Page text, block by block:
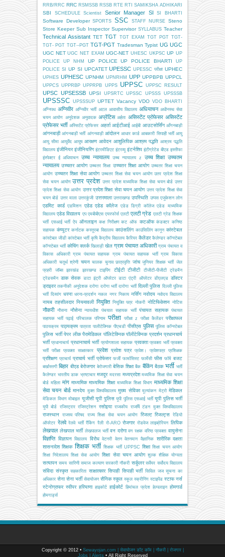
RRB/RRC RRC RSMSSB RSSB RTE RTI SAMIKSHA ADHIKARI
SBI SCHEDULE Scientist Senior Manager SI SI BHARTI
Software Developer SPORTS SSC STAFF NURSE
Steno
Store Keeper Sub Inspector Supervisor SYLLABUS Teacher
Technical Assistant TET TGT TGT EXAM TGT PGT TGT-
TGT- PGT TGT--PGT TGT-PGT Tradesman Typist UG UGC
UGC NET UGC NET EXAM UGC-NET UHESC UKPSC UP UP
POLICE
UP NHM UP POLICE UP POLICE BHARTI
UP
POLICE SI
UP SI UPCATET UPESSC UPESSC परीक्षा UPHEC
UPHES UPHESC UPNHM UPNRHM UPP UPPBPB UPPCL
UPPCS UPPRBP UPPRPB UPPS UPPSC UPPSC RESULT
UPSC UPSESSB UPSI UPSRTC UPSSC UPSSS UPSSSB
UPSSSC UPSSSUP UPTET Vacancy VDO VDO BHARTI
अग्निपथ अग्निवीर अग्निवीर भर्ती अटल आवासीय विद्यालय अधियाचन अधीनस्थ सेवा
चयन आयोग अनुदेशक अनुवादक अप्रेंटिस अर्हता असिस्टेंट प्रोफेसर असिस्टेंट
प्रोफेसर भर्ती अस्सिटेंट प्रोफेसर अहर्ता आईटीआई आईबी आउटसोर्सिंग आँगनबाड़ी
आंगनबाड़ी आंगनबाड़ी भर्ती आंगनवाड़ी आंदोलन आधार कार्ड आबकारी सिपाही भर्ती आयु
आयु सीमा आयुर्वेद आयुष आरक्षण आवेदन आशुलिपिक आश्रम पद्धति आश्रम पद्धति
विद्यालय इंजीनियर इंजीनियरिंग इंटरमीडिएट इंटरव्यू इंटर्नशिप इंटीग्रेटेड बीएड इस्तीफा
इंस्पेक्टर ई अधियाचन उच्च न्यायालय उच्च न्यायालय z उच्च शिक्षा उच्चतम
न्यायालय उच्चतर आयोग उच्चतर शिक्षा उच्चतर शिक्षा आयोग उच्चतर शिक्षा चयन
आयोग उच्चतर शिक्षा सेवा आयोग उच्चतर शिक्षा सेवा चयन आयोग उतर प्रदेश शिक्षा
सेवा चयन आयोग उत्तर प्रदेश उत्तर प्रदेश माध्यमिक शिक्षा सेवा चयन बोर्ड उत्तर
प्रदेश शिक्षा सेवा आयोग उत्तर प्रदेश शिक्षा सेवा चयन आयोग उत्तर प्रदेश शिक्षा सेवा
चयन बोर्ड उत्तर माला उत्तरकुंजी उत्तरमाला उत्तराखण्ड उपस्थिति उप्पस एजूकेशन लोन
एडमिट कार्ड एडमिशन एडेड एडेड कॉलेज एडेड डिग्री कॉलेज एडेड माध्यमिक
विद्यालय एडेड विद्यालय एप एमबीबीएस एयरफोर्स एलटी एलटी ग्रेड एलटी ग्रेड शिक्षक
भर्ती एसआई भर्ती ऐप ऑनलाइन कक्ष निरीक्षण कट ऑफ कटऑफ कंडक्टर कनिष्ठ
सहायक कंप्यूटर कर्नाटक कस्तूरबा विद्यालय काउंसलिंग काउंसिलिंग कानून कांस्टेबल
कांस्टेबल जीडी कांस्टेबल भर्ती कृषि केंद्रीय विद्यालय कैरियर कैलेंडर कैलेण्डर कॉन्स्टेबल
कॉन्स्टेबल भर्ती कोचिंग क्लर्क खिलाड़ी खेल ग्राम पंचायत अधिकारी ग्राम पंचायत व
विकास अधिकारी ग्राम पंचायत सहायक ग्राम पंचायत सहायक भर्ती ग्राम विकास
अधिकारी चतुर्थ श्रेणी चयन चालक चुनाव छात्रवृत्ति जांच जूनियर शिक्षक भर्ती जेल
प्रहरी
जॉब्स झारखंड झारखण्ड टाइपिंग टीईटी टीजीटी टीजीटी-पीजीटी
ट्रेडमैन
ट्रेडसमैन डाक सेवक डाटा इंट्री ऑपरेटर डाटा एंट्री ऑपरेटर डीएलएड डॉक्टर
ड्राइवर तकनीकी अनुदेशक दरोगा दरोगा भर्ती दारोगा भर्ती दिल्ली पुलिस दिल्ली पुलिस
भर्ती दिव्यांग धरना धरना-प्रदर्शन नकल नगर निकाय नर्सिंग नवोदय नवोदय विद्यालय
नायब तहसीलदार नियमावली नियुक्ति नियुक्ति पत्र नोकरी नोटिफिकेशन नोटिस
नौकरी नौसना नौसेना न्यायधीश पंचयात सहायक भर्ती पंचायत सहायक पंचायत
सहायक भर्ती पढ़ाई परिचालक परिणाम परीक्षा परीक्षा z परीक्षा कैलेंडर परीक्षाफल
पाठयक्रम पाठ्यक्रम पात्रता पालीटेक्निक पीएचडी पीसीएस पुलिस पुलिस कॉन्स्टेबल
पुलिस भर्ती पेपर लीक पैरामेडिकल पॉलिटेक्निक पॉलीटेक्निक प्रदर्शन प्रधानचार्य
भर्ती प्रधानाचार्य प्रधानाचार्य भर्ती प्रयोगशाला सहायक प्रवक्ता प्रवक्ता भर्ती प्रवक्ता
भर्ती परीक्षा
प्रवक्ता साक्षात्कार प्रवेश प्रवेश पत्र प्रवेश। प्रवेशपत्र प्रशिक्षक
प्रशिक्षण प्राचार्य प्राचार्य भर्ती प्रोफेसर फर्जी फार्मासिस्ट फार्मेसी फीस फॉर्म बजट
बर्खास्तगी बिहार बीएड बेरोजगार बेरोजगारी बेसिक शिक्षा बैंक बैंकिंग बैठक भर्ती भर्ती
कैलेण्डर भारतीय डाक भ्रष्टाचार मजदूर मदरसा मध्यप्रदेश मध्यमिक शिक्षा सेवा चयन
बोर्ड महिला मांग माध्यमिक माध्यमिक शिक्षा माध्यमिक शिक्षा विभाग माध्यमिक शिक्षा
सेवा चयन बोर्ड मानदेय मुक्त विश्वविद्यालय मुख्य सेविका मूल्यांकन मेट्रो मेडिकल
मेडिकल विभाग मोबाइल यूजीसी यूपी पुलिस यूपी पुलिस एसआई भर्ती यूपी पुलिस भर्ती
यूपी बोर्ड रजिस्ट्रार रजिस्ट्रेशन रसोइया राजकीय राजर्षि टंडन मुक्त विश्वविद्यालय
राजस्थान राजस्व परिषद राज्य शिक्षा सेवा चयन आयोग रिजल्ट रिजल्ट्स
रेडियो
ऑपरेटर रेलवे रेलवे भर्ती रैंकिंग रैली रो-ARO रोजगार रोडवेज लाइब्रेरियन लिपिक
लेखपाल लेखपाल भर्ती लेखपालज भर्ती वन दरोगा वन रक्षक वरिष्ठ प्रवक्ता वायुसेना
विज्ञप्ति विज्ञापन विद्यालय विरोध वेटनरी वेतन वेतनमान वैज्ञानिक
शारीरिक दक्षता
शासनादेश शिक्षक शिक्षक भर्ती शिक्षक भर्ती UPPSC शिक्षा शिक्षा चयन आयोग
शिक्षा निदेशालय शिक्षा सेवा आयोग शिक्षा सेवा चयन आयोग शुल्क शैक्षिक योग्यता
सत्यापन समय सारिणी समाज कल्याण सरकारी नौकरी सर्कुलर सर्वेयर सर्वोदय विद्यालय
संविदा संस्कृत सहकारिता साक्षात्कार सिपाही सिपाही भर्ती सिविल जज सूचना का
अधिकार सेना सेना भर्ती सेवायोजन सैनिक स्कूल स्कूल स्क्रीनिंग स्टाइपेंड स्टाफ नर्स
स्टेनोग्राफर स्वीपर हरियाणा हाइकोर्ट हाईकोर्ट हिमांचल प्रदेश हेल्पलाइन होमगार्ड
होमगार्ड्स
Copyright © 2012 • Sewayojan.com | सेवायोजन डॉट कॉम | नौकरी | रोजगार |
Jobs | Alerts • All Right Reserved